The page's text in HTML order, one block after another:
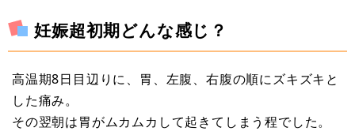
妊娠超初期どんな感じ？
高温期8日目辺りに、胃、左腹、右腹の順にズキズキと
した痛み。
その翌朝は胃がムカムカして起きてしまう程でした。